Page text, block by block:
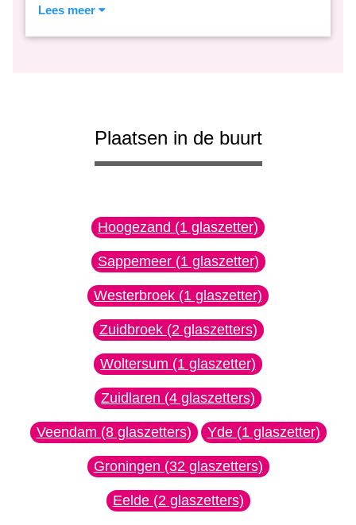
Lees meer
Plaatsen in de buurt
Hoogezand (1 glaszetter)
Sappemeer (1 glaszetter)
Westerbroek (1 glaszetter)
Zuidbroek (2 glaszetters)
Woltersum (1 glaszetter)
Zuidlaren (4 glaszetters)
Veendam (8 glaszetters) Yde (1 glaszetter)
Groningen (32 glaszetters)
Eelde (2 glaszetters)